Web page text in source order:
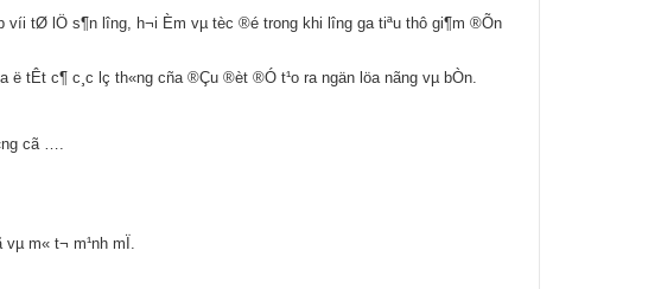
tØ lÖ s¶n l­îng, h¬i Èm vµ tèc ®é trong khi l­îng ga tiªu thô gi¶m ®Õn
tÊt c¶ c¸c lç th«ng cña ®Çu ®èt ®Ó t¹o ra ngän löa nãng vµ bÒn.
cã ….
m« t¬ m¹nh mÏ.